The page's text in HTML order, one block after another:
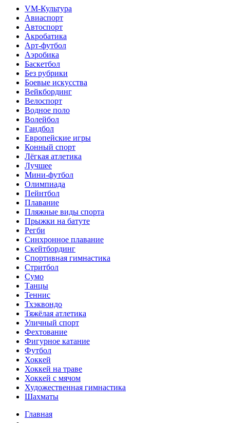
VM-Культура
Авиаспорт
Автоспорт
Акробатика
Арт-футбол
Аэробика
Баскетбол
Без рубрики
Боевые искусства
Вейкбординг
Велоспорт
Водное поло
Волейбол
Гандбол
Европейские игры
Конный спорт
Лёгкая атлетика
Лучшее
Мини-футбол
Олимпиада
Пейнтбол
Плавание
Пляжные виды спорта
Прыжки на батуте
Регби
Синхронное плавание
Скейтбординг
Спортивная гимнастика
Стритбол
Сумо
Танцы
Теннис
Тхэквондо
Тяжёлая атлетика
Уличный спорт
Фехтование
Фигурное катание
Футбол
Хоккей
Хоккей на траве
Хоккей с мячом
Художественная гимнастика
Шахматы
Главная